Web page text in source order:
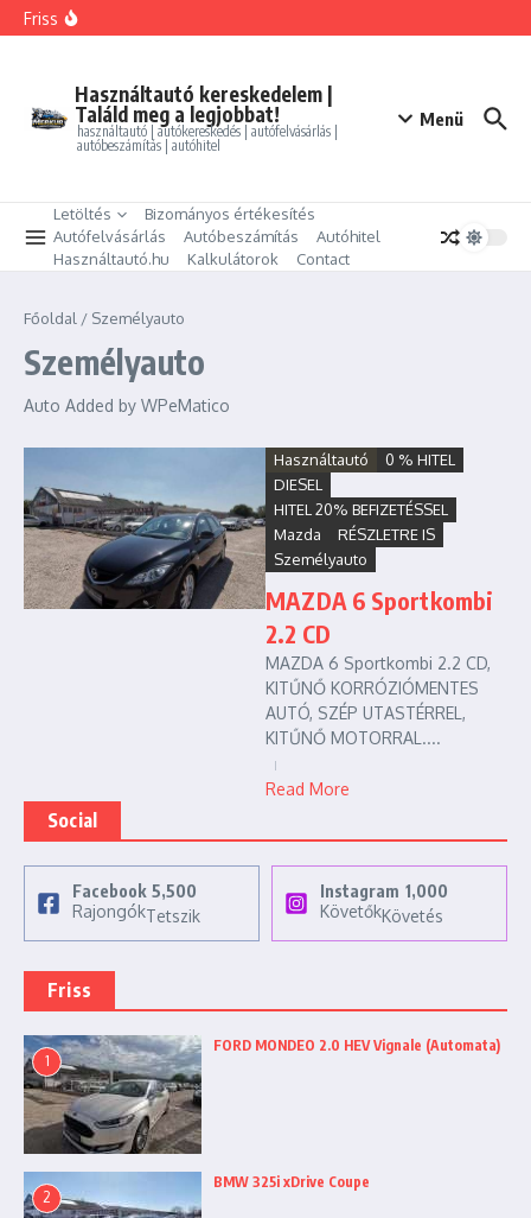
Ugrás a tartalomhoz
Friss
BMW 325i xDrive Coupe
PEUGEOT PARTNER Tepee 1.6 HDi Active
Használtautó kereskedelem |
Találd meg a legjobbat!
használtautó | autókereskedés | autófelvásárlás |
autóbeszámítás | autóhitel
Menü
Letöltés
Bizományos értékesítés
Autófelvásárlás
Autóbeszámítás
Autóhitel
Használtautó.hu
Kalkulátorok Contact
Főoldal / Személyauto
Személyauto
Auto Added by WPeMatico
Használtautó
0 % HITEL
DIESEL
HITEL 20% BEFIZETÉSSEL
Mazda
RÉSZLETRE IS
Személyauto
MAZDA 6 Sportkombi
2.2 CD
MAZDA 6 Sportkombi 2.2 CD,
KITŰNŐ KORRÓZIÓMENTES
AUTÓ, SZÉP UTASTÉRREL,
KITŰNŐ MOTORRAL....
Read More
Social
Facebook 5,500
RajongókTetszik
Instagram 1,000
KövetőkKövetés
Friss
1
FORD MONDEO 2.0 HEV Vignale (Automata)
2
BMW 325i xDrive Coupe